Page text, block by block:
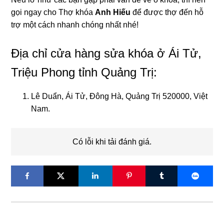
gọi ngay cho Thợ khóaAnh Hiếuđể được thợ đến hỗ
trợ một cách nhanh chóng nhất nhé!
Địa chỉ cửa hàng sửa khóa ở Ái Tử,
Triệu Phong tỉnh Quảng Trị:
Lê Duẩn, Ái Tử, Đông Hà, Quảng Trị 520000, Việt
Nam.
Có lỗi khi tải đánh giá.